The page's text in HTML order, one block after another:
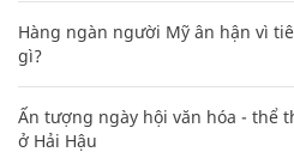
Hàng ngàn người Mỹ ân hận vì
gì?
Ấn tượng ngày hội văn hóa - thể
ở Hải Hậu